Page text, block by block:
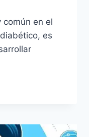
común en el
es